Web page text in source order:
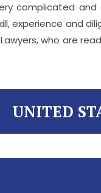
complicated
experience and
who are
UNITED